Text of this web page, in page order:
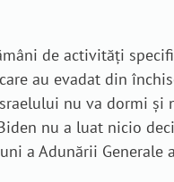
de activități
au evadat din
nu va dormi
nu a luat nicio
a Adunării Generale